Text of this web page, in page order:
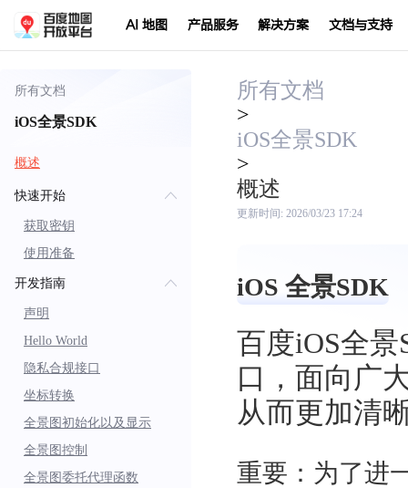
AI 地图 产品服务 解决方案 文档与支持
所有文档
iOS全景SDK
概述
快速开始
获取密钥
使用准备
开发指南
声明
Hello World
隐私合规接口
坐标转换
全景图初始化以及显示
全景图控制
全景图委托代理函数
所有文档
>
iOS全景SDK
>
概述
更新时间: 2026/03/23 17:24
iOS 全景SDK
百度iOS全
口，面向广
从而更加清
重要：为了进